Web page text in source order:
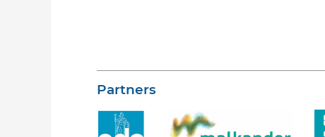
Partners